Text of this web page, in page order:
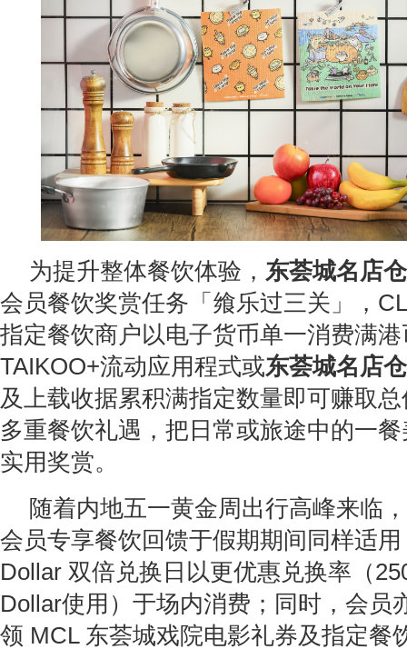
为提升整体餐饮体验， 东荟城名店仓
会员餐饮奖赏任务「飨乐过三关」，
指定餐饮商户以电子货币单一消费满
TAIKOO+流动应用程式或东荟城名店仓
及上载收据累积满指定数量即可赚取
多重餐饮礼遇，把日常或旅途中的一
实用奖赏。
随着内地五一黄金周出行高峰来临
会员专享餐饮回馈于假期期间同样适
Dollar 双倍兑换日以更优惠兑换率（
Dollar使用）于场内消费；同时，会员
领 MCL 东荟城戏院电影礼券及指定餐